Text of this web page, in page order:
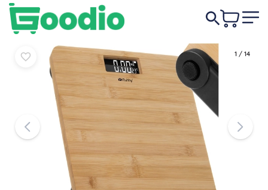
1 / 14
259 Kč Do košíku